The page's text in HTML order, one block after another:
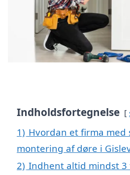
Indholdsfortegnelse
1) Hvordan et firma med
montering af døre i
2) Indhent altid mindst 3